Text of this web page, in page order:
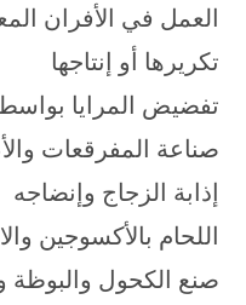
العمل في الأفران
تكريرها أو إنتاجها
تفضيض المرايا
صناعة المفرقعات
إذابة الزجاج وإنضاجه
اللحام بالأكسوجين
صنع الكحول والبوظة